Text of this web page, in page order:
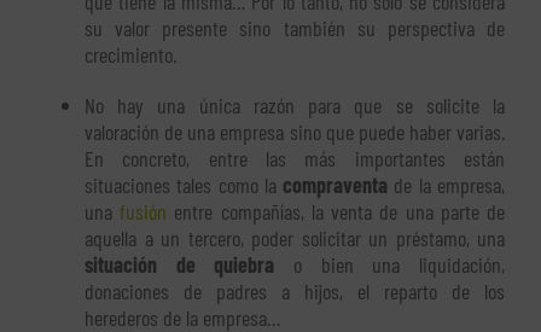
su valor presente sino también su perspectiva de
crecimiento.
No hay una única razón para que se solicite la
valoración de una empresa sino que puede haber varias.
En concreto, entre las más importantes están
situaciones tales como la compraventa de la empresa,
unafusión entre compañías, la venta de una parte de
aquella a un tercero, poder solicitar un préstamo, una
situación de quiebra o bien una liquidación,
donaciones de padres a hijos, el reparto de los
herederos de la empresa…